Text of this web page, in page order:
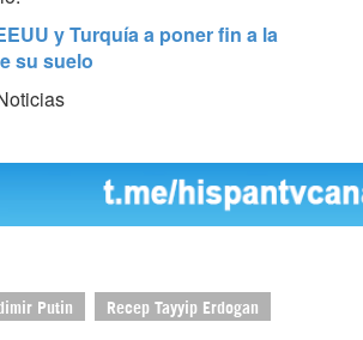
y Turquía a poner fin a la
su suelo
Putin Recep Tayyip Erdogan